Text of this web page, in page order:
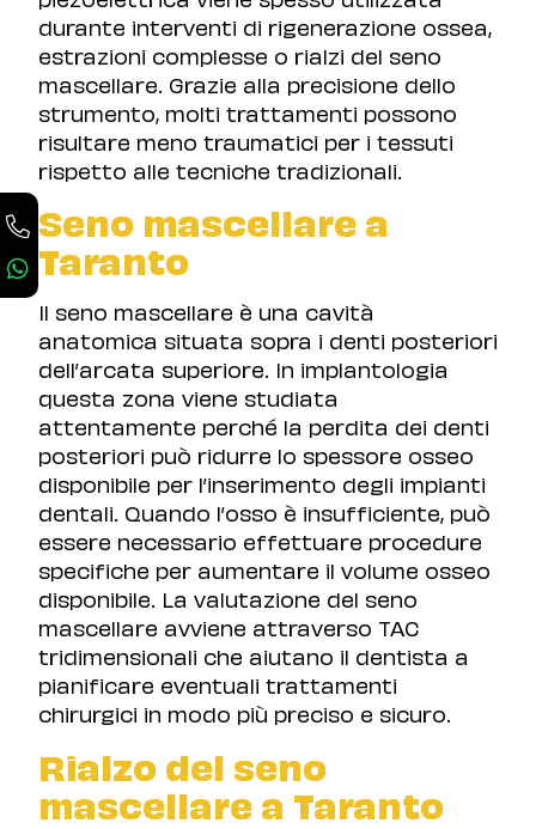
durante interventi di rigenerazione ossea,
estrazioni complesse o rialzi del seno
mascellare. Grazie alla precisione dello
strumento, molti trattamenti possono
risultare meno traumatici per i tessuti
rispetto alle tecniche tradizionali.
Seno mascellare a
Taranto
Il seno mascellare è una cavità
anatomica situata sopra i denti posteriori
dell’arcata superiore. In implantologia
questa zona viene studiata
attentamente perché la perdita dei denti
posteriori può ridurre lo spessore osseo
disponibile per l’inserimento degli impianti
dentali. Quando l’osso è insufficiente, può
essere necessario effettuare procedure
specifiche per aumentare il volume osseo
disponibile. La valutazione del seno
mascellare avviene attraverso TAC
tridimensionali che aiutano il dentista a
pianificare eventuali trattamenti
chirurgici in modo più preciso e sicuro.
Rialzo del seno
mascellare a Taranto